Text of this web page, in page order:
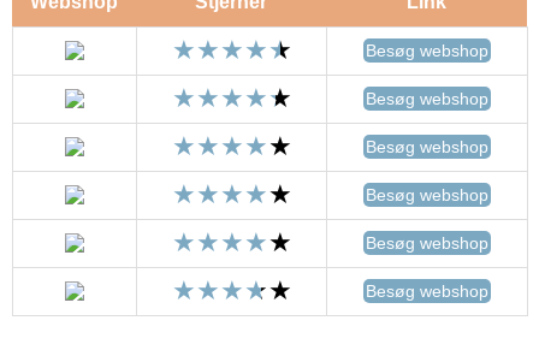
Besøg webshop
Besøg webshop
Besøg webshop
Besøg webshop
Besøg webshop
Besøg webshop